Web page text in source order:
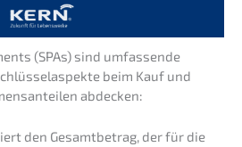
(SPAs) sind umfas­sen­de
beim Kauf und
abdecken:
den Gesamt­be­trag, der für die